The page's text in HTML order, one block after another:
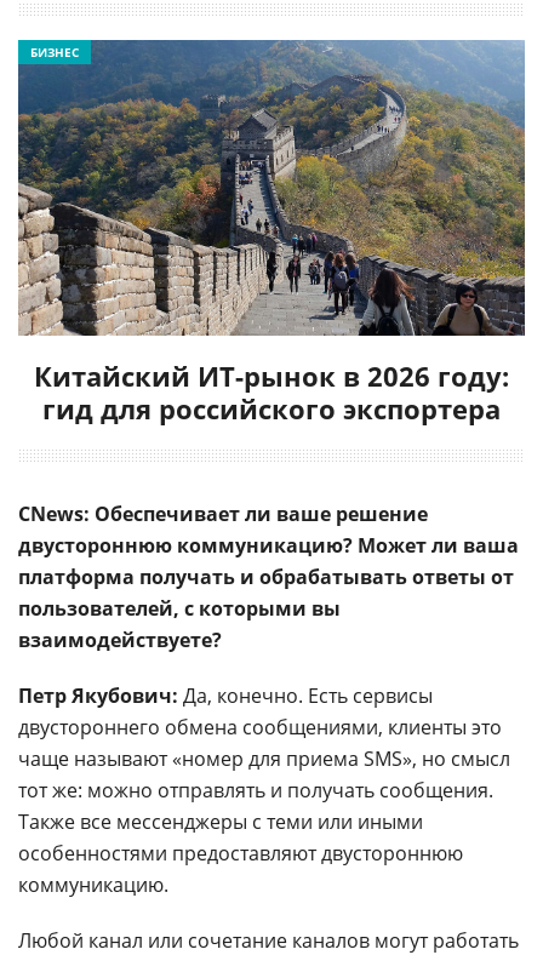
Китайский ИТ-рынок в 2026 году:
гид для российского экспортера
БИЗНЕС
CNews: Обеспечивает ли ваше решение
двустороннюю коммуникацию? Может ли ваша
платформа получать и обрабатывать ответы от
пользователей, с которыми вы
взаимодействуете?
Петр Якубович: Да, конечно. Есть сервисы
двустороннего обмена сообщениями, клиенты это
чаще называют «номер для приема SMS», но смысл
тот же: можно отправлять и получать сообщения.
Также все мессенджеры с теми или иными
особенностями предоставляют двустороннюю
коммуникацию.
Любой канал или сочетание каналов могут работать